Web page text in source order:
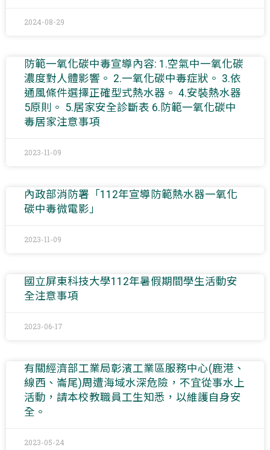
2024-08-29
防範一氧化碳中毒宣導內容: 1.空氣中一氧化碳
濃度對人體影響。 2.一氧化碳中毒症狀。 3.依
通風條件選擇正確型式熱水器。 4.安裝熱水器
5原則。 5.居家安全診斷表 6.防範一氧化碳中
毒居家注意事項
2023-11-09
內政部消防署「112年宣導防範熱水器一氧化
碳中毒微電影」
2023-11-09
國立屏東科技大學112年暑假期間學生活動安
全注意事項
2023-06-17
有關經濟部工業局彰濱工業區服務中心(鹿港、
線西、崙尾)周遭海域水深危險，不宜從事水上
活動，請本校教職員工生知悉，以維護自身安
全。
2023-05-24